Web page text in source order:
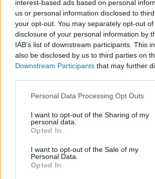
interest-based ads based on personal
us or personal information disclosed to
your opt-out. You may separately opt-out
disclosure of your personal information by
IAB’s list of downstream participants. This
also be disclosed by us to third parties on
Downstream Participants that may further
Please note that this website/app uses one
not limited to your visit or usage behaviour.
grant or deny consent to Google and its
use your data for below specified purposes
consent section.
Personal Data Processing Opt Outs
I want to opt-out of the Sharing of my
personal data.
Opted In
I want to opt-out of the Sale of my
Personal Data.
Opted In
Anthraxből, Matt Shadows, az
vagy Chino Moreno a Deftonesból.